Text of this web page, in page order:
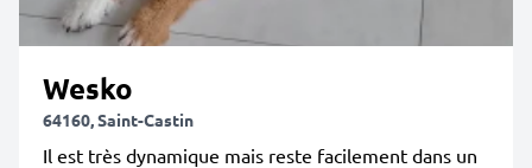
Wesko
64160, Saint-Castin
Il est très dynamique mais reste facilement dans un